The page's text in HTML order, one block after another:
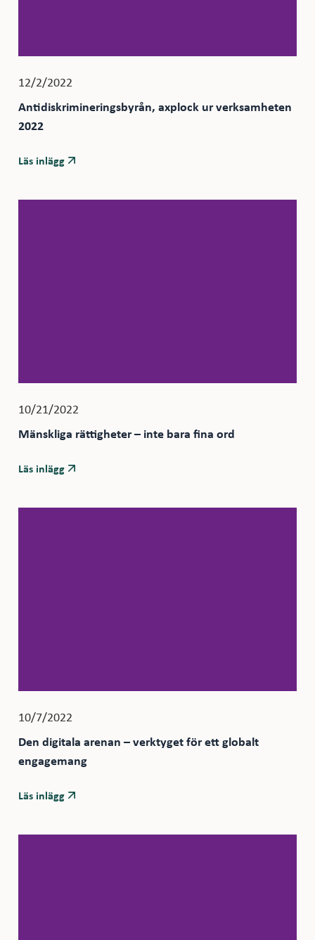
12/2/2022
Antidiskrimineringsbyrån, axplock ur verksamheten
2022
Läs inlägg
10/21/2022
Mänskliga rättigheter – inte bara fina ord
Läs inlägg
10/7/2022
Den digitala arenan – verktyget för ett globalt
engagemang
Läs inlägg